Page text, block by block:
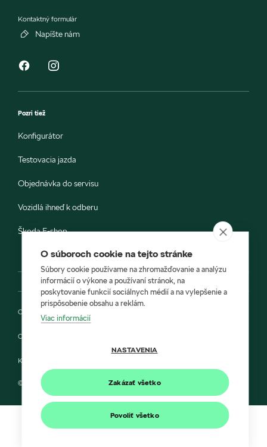
Kontaktný formulár
Napíšte nám
Pozri tiež
Konfigurátor
Testovacia jazda
Objednávka do servisu
Vozidlá ihneď k odberu
Škoda E-shop
Ochrana osobných údajov
Cookies
Kontakt
© 2022 Autoprofit a Škoda Auto Slovensko s.r.o.
O súboroch cookie na tejto stránke
Súbory cookie používame na zhromažďovanie a analýzu
informácií o výkone a používaní stránok, na
poskytovanie funkcií sociálnych médií a na vylepšenie a
prispôsobenie obsahu a reklám.
Viac informácií
NASTAVENIA
Zakázať všetko
Povoliť všetko